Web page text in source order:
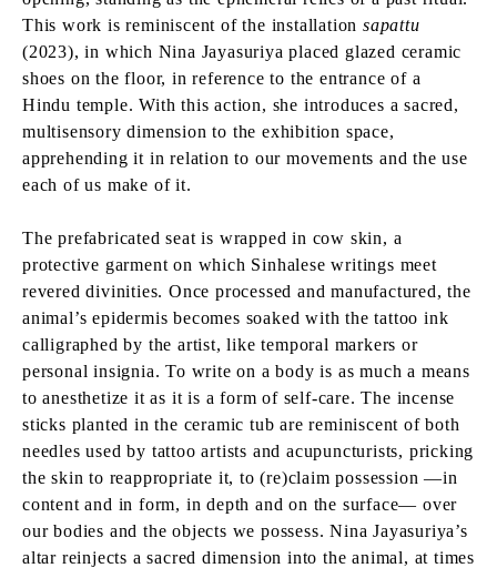
This work is reminiscent of the installation sapattu
(2023), in which Nina Jayasuriya placed glazed ceramic
shoes on the floor, in reference to the entrance of a
Hindu temple. With this action, she introduces a sacred,
multisensory dimension to the exhibition space,
apprehending it in relation to our movements and the use
each of us make of it.
The prefabricated seat is wrapped in cow skin, a
protective garment on which Sinhalese writings meet
revered divinities. Once processed and manufactured, the
animal’s epidermis becomes soaked with the tattoo ink
calligraphed by the artist, like temporal markers or
personal insignia. To write on a body is as much a means
to anesthetize it as it is a form of self-care. The incense
sticks planted in the ceramic tub are reminiscent of both
needles used by tattoo artists and acupuncturists, pricking
the skin to reappropriate it, to (re)claim possession —in
content and in form, in depth and on the surface— over
our bodies and the objects we possess. Nina Jayasuriya’s
altar reinjects a sacred dimension into the animal, at times